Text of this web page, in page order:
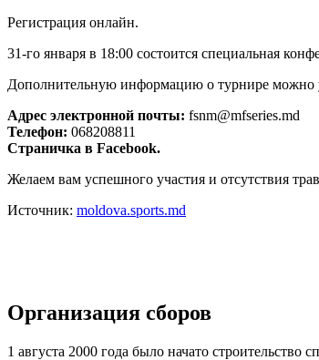
Регистрация онлайн.
31-го января в 18:00 состоится специальная
Дополнительную информацию о турнире
Адрес электронной почты: fsnm@mfseries.md
Телефон: 068208811
Страничка в Facebook.
Желаем вам успешного участия и отсутствия
Источник: moldova.sports.md
Организация сборов
1 августа 2000 года было начато